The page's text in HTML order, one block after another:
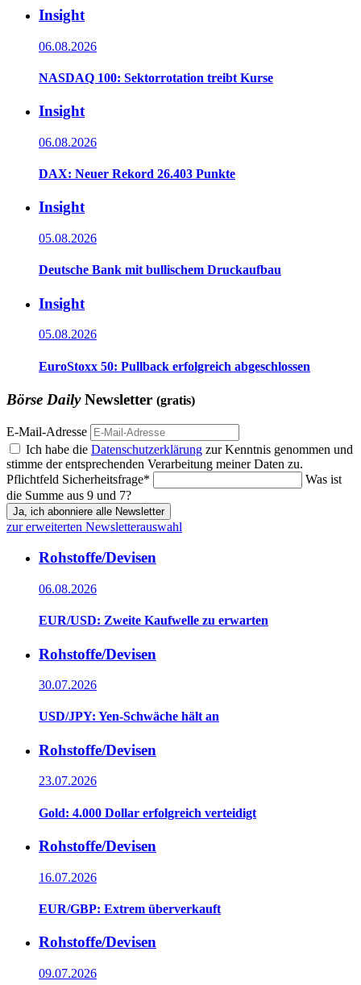
Insight
06.08.2026
NASDAQ 100: Sektorrotation treibt Kurse
Insight
06.08.2026
DAX: Neuer Rekord 26.403 Punkte
Insight
05.08.2026
Deutsche Bank mit bullischem Druckaufbau
Insight
05.08.2026
EuroStoxx 50: Pullback erfolgreich abgeschlossen
Börse DailyNewsletter (gratis)
E-Mail-Adresse
Ich habe die Datenschutzerklärung zur Kenntnis genommen und
stimme der entsprechenden Verarbeitung meiner Daten zu.
Pflichtfeld Sicherheitsfrage*
Was ist
die Summe aus 9 und 7?
Ja, ich abonniere alle Newsletter
zur erweiterten Newsletterauswahl
Rohstoffe/Devisen
06.08.2026
EUR/USD: Zweite Kaufwelle zu erwarten
Rohstoffe/Devisen
30.07.2026
USD/JPY: Yen-Schwäche hält an
Rohstoffe/Devisen
23.07.2026
Gold: 4.000 Dollar erfolgreich verteidigt
Rohstoffe/Devisen
16.07.2026
EUR/GBP: Extrem überverkauft
Rohstoffe/Devisen
09.07.2026